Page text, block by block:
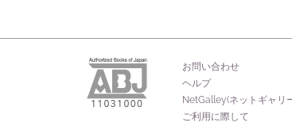
お問い合わせ
ヘルプ
NetGalley(ネットギャリ
ご利用に際して